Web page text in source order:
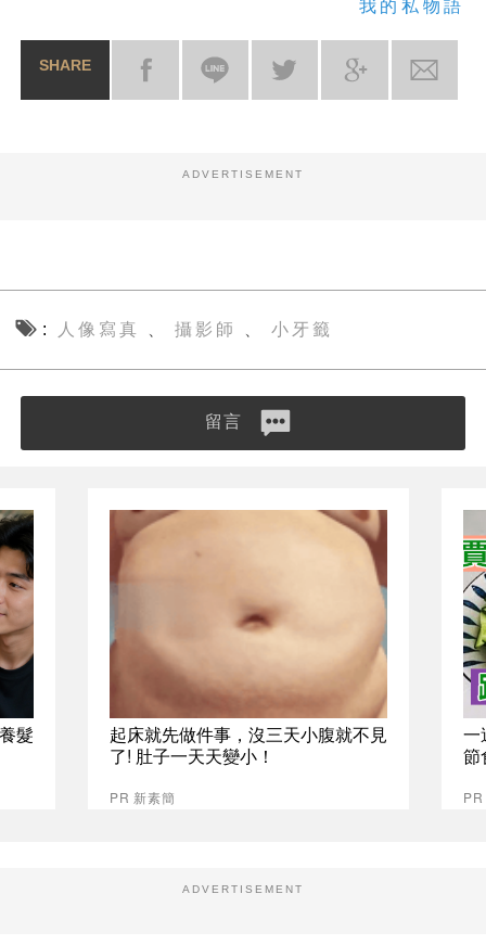
我的私物語
SHARE
ADVERTISEMENT
人像寫真 攝影師 小牙籤
留言
髮
起床就先做件事，沒三天小腹就不見
了! 肚子一天天變小！
PR 新素簡
一
節
ADVERTISEMENT